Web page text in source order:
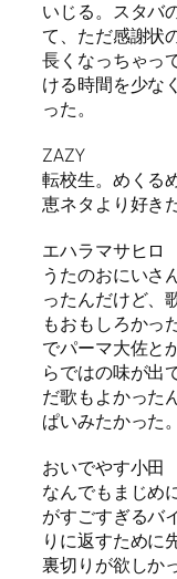
いじる。スタバ
て、ただ感謝状
長くなっちゃっ
ける時間を少な
った。
ZAZY
転校生。めくる
恵ネタより好き
エハラマサヒロ
うたのおにいさ
ったんだけど、
もおもしろかっ
でパーマ大佐と
らではの味が出
だ歌もよかった
ぱいみたかった。
おいでやす小田
なんでもまじめ
がすごすぎるバ
りに返すために
裏切りが欲しか